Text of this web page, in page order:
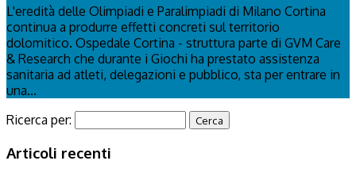
L'eredità delle Olimpiadi e Paralimpiadi di Milano Cortina
continua a produrre effetti concreti sul territorio
dolomitico. Ospedale Cortina - struttura parte di GVM Care
& Research che durante i Giochi ha prestato assistenza
sanitaria ad atleti, delegazioni e pubblico, sta per entrare in
una...
Ricerca per:
Articoli recenti